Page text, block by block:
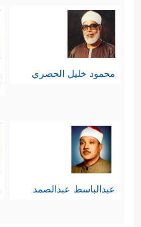
محمود خليل الحصري
عبدالباسط عبدالصمد